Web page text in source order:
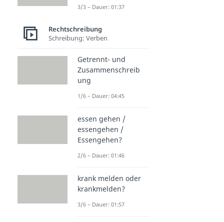
3/3 – Dauer: 01:37
Rechtschreibung
Schreibung: Verben
Getrennt- und
Zusammenschreib
ung
1/6 – Dauer: 04:45
essen gehen /
essengehen /
Essengehen?
2/6 – Dauer: 01:46
krank melden oder
krankmelden?
3/6 – Dauer: 01:57